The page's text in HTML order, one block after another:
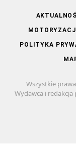
POLITYKA
Wszystkie
Wydawca i redakcja